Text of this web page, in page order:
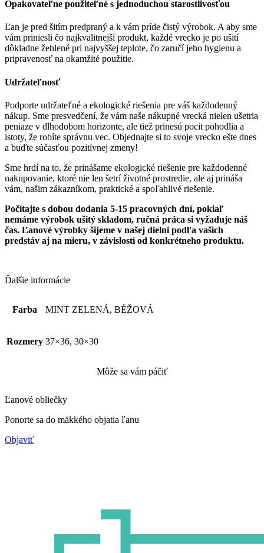
Opakovateľne použiteľné s jednoduchou starostlivosťou
Ľan je pred šitím predpraný a k vám príde čistý výrobok. A aby sme
vám priniesli čo najkvalitnejší produkt, každé vrecko je po ušití
dôkladne žehlené pri najvyššej teplote, čo zaručí jeho hygienu a
pripravenosť na okamžité použitie.
Udržateľnosť
Podporte udržateľné a ekologické riešenia pre váš každodenný
nákup. Sme presvedčení, že vám naše nákupné vrecká nielen ušetria
peniaze v dlhodobom horizonte, ale tiež prinesú pocit pohodlia a
istoty, že robíte správnu vec. Objednajte si to svoje vrecko ešte dnes
a buďte súčasťou pozitívnej zmeny!
Sme hrdí na to, že prinášame ekologické riešenie pre každodenné
nakupovanie, ktoré nie len šetrí životné prostredie, ale aj prináša
vám, našim zákazníkom, praktické a spoľahlivé riešenie.
Počítajte s dobou dodania 5-15 pracovných dní, pokiaľ
nemáme výrobok ušitý skladom, ručná práca si vyžaduje náš
čas. Ľanové výrobky šijeme v našej dielni podľa vašich
predstáv aj na mieru, v závislosti od konkrétneho produktu.
Ďalšie informácie
Farba MINT ZELENÁ, BÉŽOVÁ
Rozmery 37×36, 30×30
Môže sa vám páčiť
Ľanové obliečky
Ponorte sa do mäkkého objatia ľanu
Objaviť